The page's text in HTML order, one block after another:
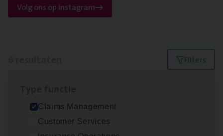
Volg ons op instagram
Filters
Claims Management
Customer Services
Busi­ness Mana­ger Mari­ne Cargo
People Management, Sales Management
Antwerpen